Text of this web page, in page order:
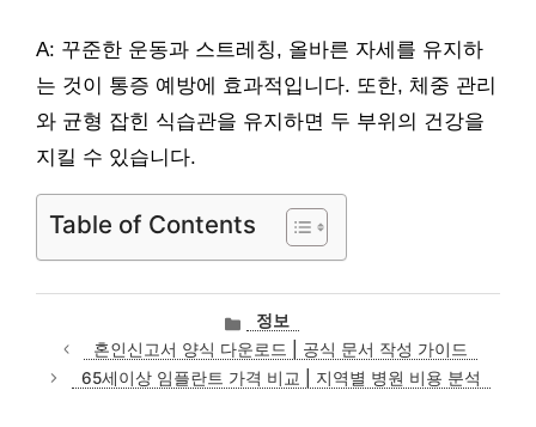
A: 꾸준한 운동과 스트레칭, 올바른 자세를 유지하
는 것이 통증 예방에 효과적입니다. 또한, 체중 관리
와 균형 잡힌 식습관을 유지하면 두 부위의 건강을
지킬 수 있습니다.
Table of Contents
카
테
고
리
정보
혼인신고서 양식 다운로드 | 공식 문서 작성 가이드
65세이상 임플란트 가격 비교 | 지역별 병원 비용 분석